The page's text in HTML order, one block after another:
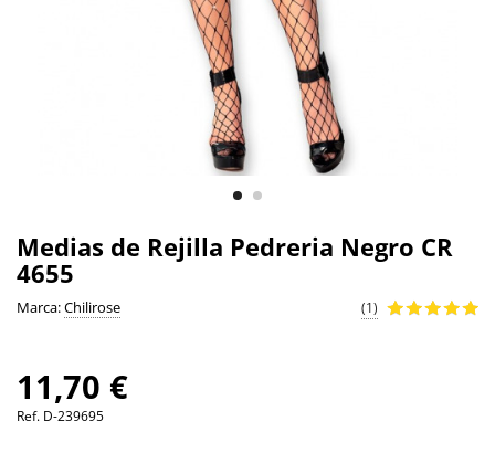
Medias de Rejilla Pedreria Negro CR
4655
Marca:Chilirose (1)
11,70 €
Ref. D-239695